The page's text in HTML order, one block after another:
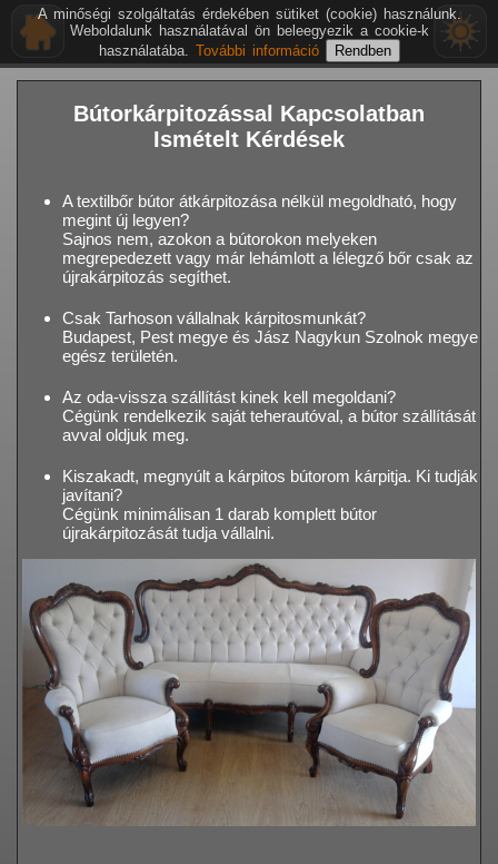
Bútorkárpitozással Kapcsolatban
Ismételt Kérdések
A textilbőr bútor átkárpitozása nélkül megoldható, hogy
megint új legyen?
Sajnos nem, azokon a bútorokon melyeken
megrepedezett vagy már lehámlott a lélegző bőr csak az
újrakárpitozás segíthet.
Csak Tarhoson vállalnak kárpitosmunkát?
Budapest, Pest megye és Jász Nagykun Szolnok megye
egész területén.
Az oda-vissza szállítást kinek kell megoldani?
Cégünk rendelkezik saját teherautóval, a bútor szállítását
avval oldjuk meg.
Kiszakadt, megnyúlt a kárpitos bútorom kárpitja. Ki tudják
javítani?
Cégünk minimálisan 1 darab komplett bútor
újrakárpitozását tudja vállalni.
A minőségi szolgáltatás érdekében sütiket (cookie) használunk.
Weboldalunk használatával ön beleegyezik a cookie-k
használatába. További információ